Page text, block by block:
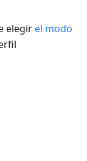
elegir el modo